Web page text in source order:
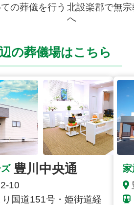
の葬儀を行う 北設楽郡で無
へ
の葬儀場はこちら
豊川中央通
10
り国道151号・姫街道経
家
豊